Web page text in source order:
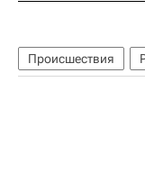
Происшествия